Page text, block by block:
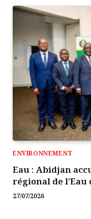
ENVIRONNEMENT
Eau : Abidjan
régional de l’Eau
27/07/2026